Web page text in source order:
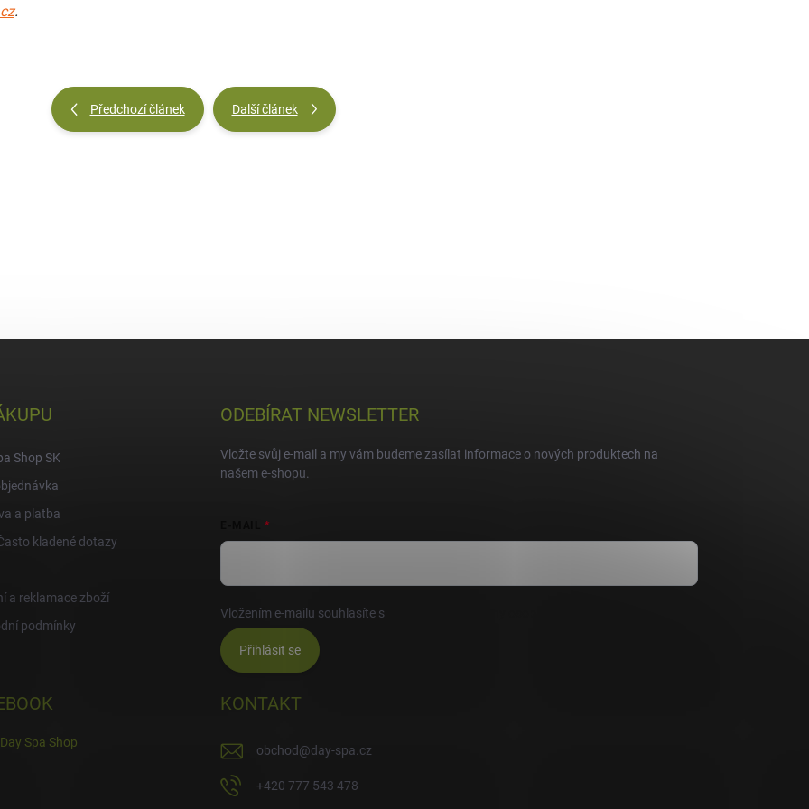
.
Předchozí článek Další článek
Shop SK
a platba
kladené dotazy
a reklamace zboží
podmínky
ODEBÍRAT NEWSLETTER
Vložte svůj e-mail a my vám budeme zasílat informace o nových produktech na
našem e-shopu.
Vložením e-mailu souhlasíte s
Přihlásit se
Day Spa Shop
KONTAKT
obchod@day-spa.cz
+420 777 543 478